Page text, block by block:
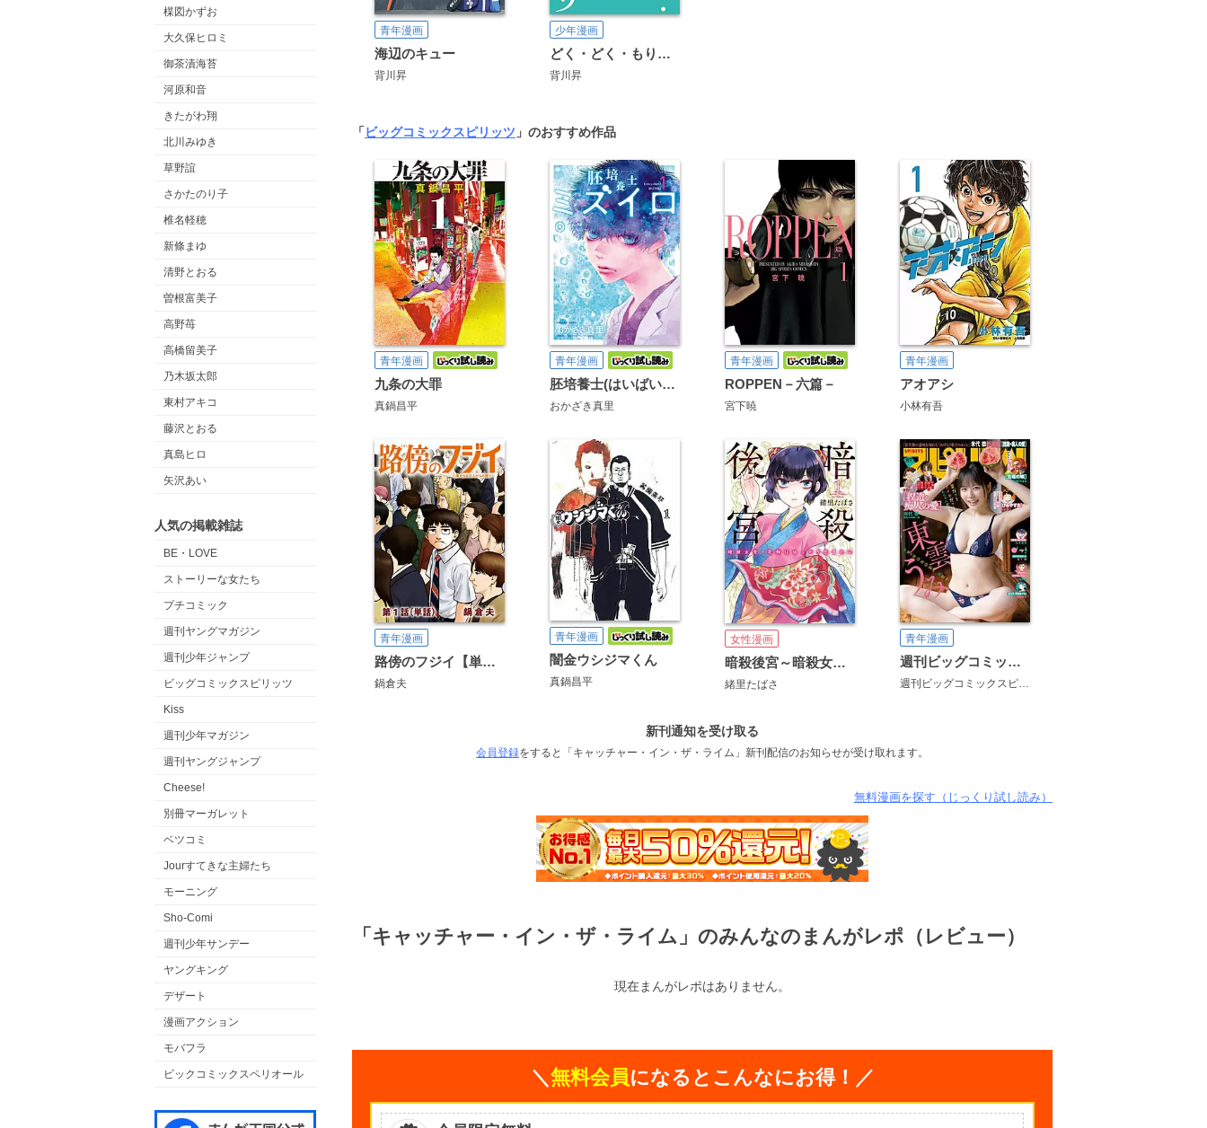
楳図かずお
大久保ヒロミ
御茶漬海苔
河原和音
きたがわ翔
北川みゆき
草野誼
さかたのり子
椎名軽穂
新條まゆ
清野とおる
曽根富美子
高野苺
高橋留美子
乃木坂太郎
東村アキコ
藤沢とおる
真島ヒロ
矢沢あい
人気の掲載雑誌
BE・LOVE
ストーリーな女たち
プチコミック
週刊ヤングマガジン
週刊少年ジャンプ
ビッグコミックスピリッツ
Kiss
週刊少年マガジン
週刊ヤングジャンプ
Cheese!
別冊マーガレット
ベツコミ
Jourすてきな主婦たち
モーニング
Sho-Comi
週刊少年サンデー
ヤングキング
デザート
漫画アクション
モバフラ
ビックコミックスペリオール
青年漫画
海辺のキュー
背川昇
少年漫画
どく・どく・もり・もり
背川昇
「ビッグコミックスピリッツ 」のおすすめ作品
青年漫画
九条の大罪
真鍋昌平
青年漫画
胚培養士(はいばいようし)ミズイロ～不妊治療のスペシャリスト～
おかざき真里
青年漫画
ROPPEN－六篇－
宮下暁
青年漫画
アオアシ
小林有吾
青年漫画
路傍のフジイ【単話】
鍋倉夫
青年漫画
闇金ウシジマくん
真鍋昌平
女性漫画
暗殺後宮～暗殺女官・花鈴はゆったり生きたい～
緒里たばさ
青年漫画
週刊ビッグコミックスピリッツ
週刊ビッグコミックスピリッツ編集部
新刊通知を受け取る
会員登録をすると「キャッチャー・イン・ザ・ライム」新刊配信のお知らせが受け取れます。
無料漫画を探す（じっくり試し読み）
「キャッチャー・イン・ザ・ライム」のみんなのまんがレポ（レビュー）
現在まんがレポはありません。
＼ 無料会員になるとこんなにお得！／